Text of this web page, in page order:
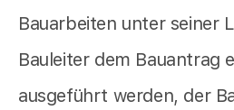
Bauarbeiten unter seiner
Bauleiter dem Bauantrag
ausgeführt werden, der